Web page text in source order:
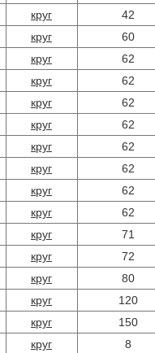
круг
42
круг
60
круг
62
круг
62
круг
62
круг
62
круг
62
круг
62
круг
62
круг
62
круг
71
круг
72
круг
80
круг
120
круг
150
круг
8